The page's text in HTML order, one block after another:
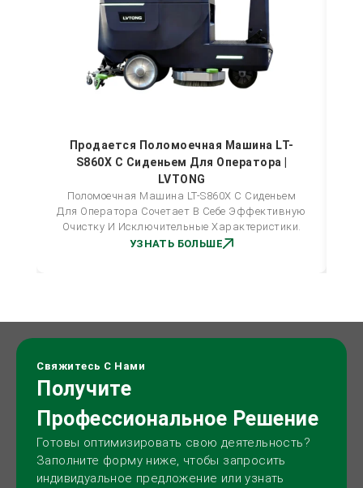
Продается Поломоечная Машина LT-
S860X С Сиденьем Для Оператора |
LVTONG
Поломоечная Машина LT-S860X С Сиденьем
Для Оператора Сочетает В Себе Эффективную
Очистку И Исключительные Характеристики.
УЗНАТЬ БОЛЬШЕ
Свяжитесь С Нами
Получите
Профессиональное Решение
Готовы оптимизировать свою деятельность?
Заполните форму ниже, чтобы запросить
индивидуальное предложение или узнать